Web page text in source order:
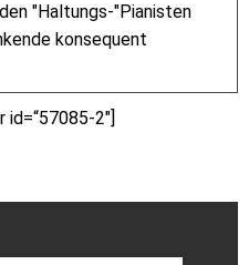
"Haltungs-"Pianisten
konsequent
2″]